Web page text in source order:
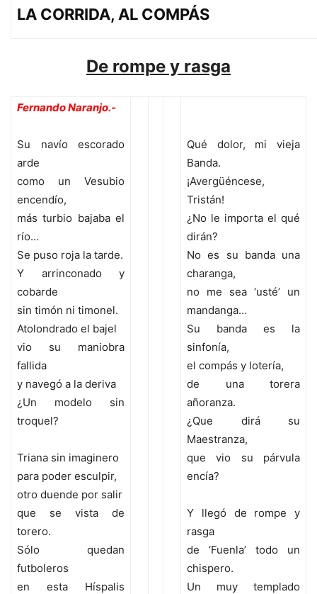
LA CORRIDA, AL COMPÁS
De rompe y rasga
Fernando Naranjo.-
Su navío escorado
arde
como un Vesubio
encendío,
más turbio bajaba el
río…
Se puso roja la tarde.
Y arrinconado y
cobarde
sin timón ni timonel.
Atolondrado el bajel
vio su maniobra
fallida
y navegó a la deriva
¿Un modelo sin
troquel?
Triana sin imaginero
para poder esculpir,
otro duende por salir
que se vista de
torero.
Sólo quedan
futboleros
en esta Híspalis
Qué dolor, mi vieja
Banda.
¡Avergüéncese,
Tristán!
¿No le importa el qué
dirán?
No es su banda una
charanga,
no me sea ‘usté’ un
mandanga…
Su banda es la
sinfonía,
el compás y lotería,
de una torera
añoranza.
¿Que dirá su
Maestranza,
que vio su párvula
encía?
Y llegó de rompe y
rasga
de ‘Fuenla’ todo un
chispero.
Un muy templado